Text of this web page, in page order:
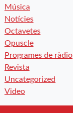
Música
Notícies
Octavetes
Opuscle
Programes de ràdio
Revista
Uncategorized
Video